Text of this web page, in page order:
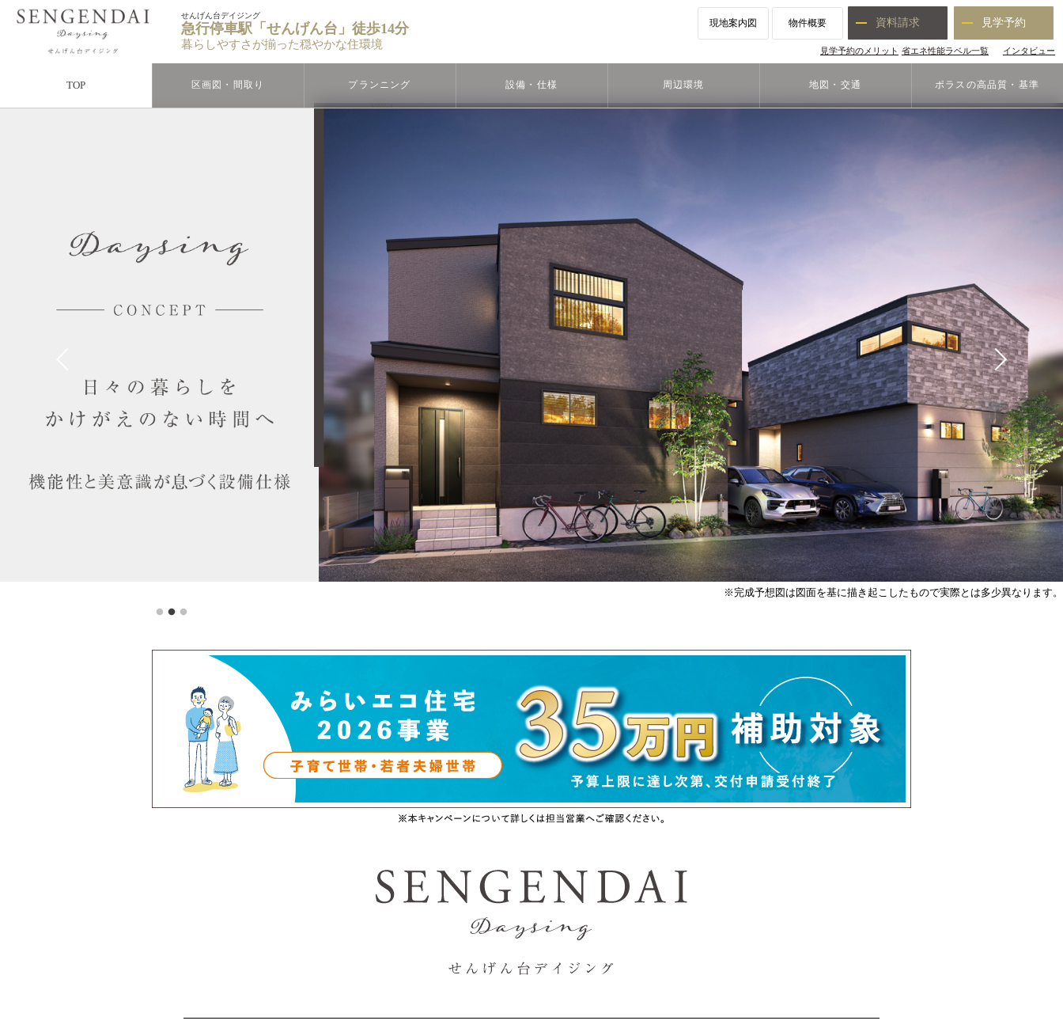
せんげん台デイジング
急行停車駅「せんげん台」徒歩14分
暮らしやすさが揃った穏やかな住環境
現地案内図 物件概要 資料請求 見学予約
見学予約のメリット 省エネ性能ラベル一覧 インタビュー
TOP 区画図・間取り プランニング 設備・仕様 周辺環境 地図・交通 ポラスの高品質 ・基準
※掲載のパースは図面を基に描き起こしたもので実際とは多少異なります。※掲載の写真はイメージです。